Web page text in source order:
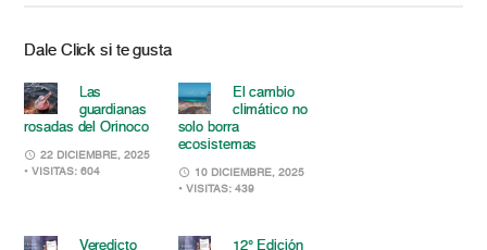
Dale Click si te gusta
Las
guardianas
rosadas del Orinoco
22 DICIEMBRE, 2025
• VISITAS: 604
El cambio
climático no
solo borra
ecosistemas
10 DICIEMBRE, 2025
• VISITAS: 439
Veredicto
12° Edición